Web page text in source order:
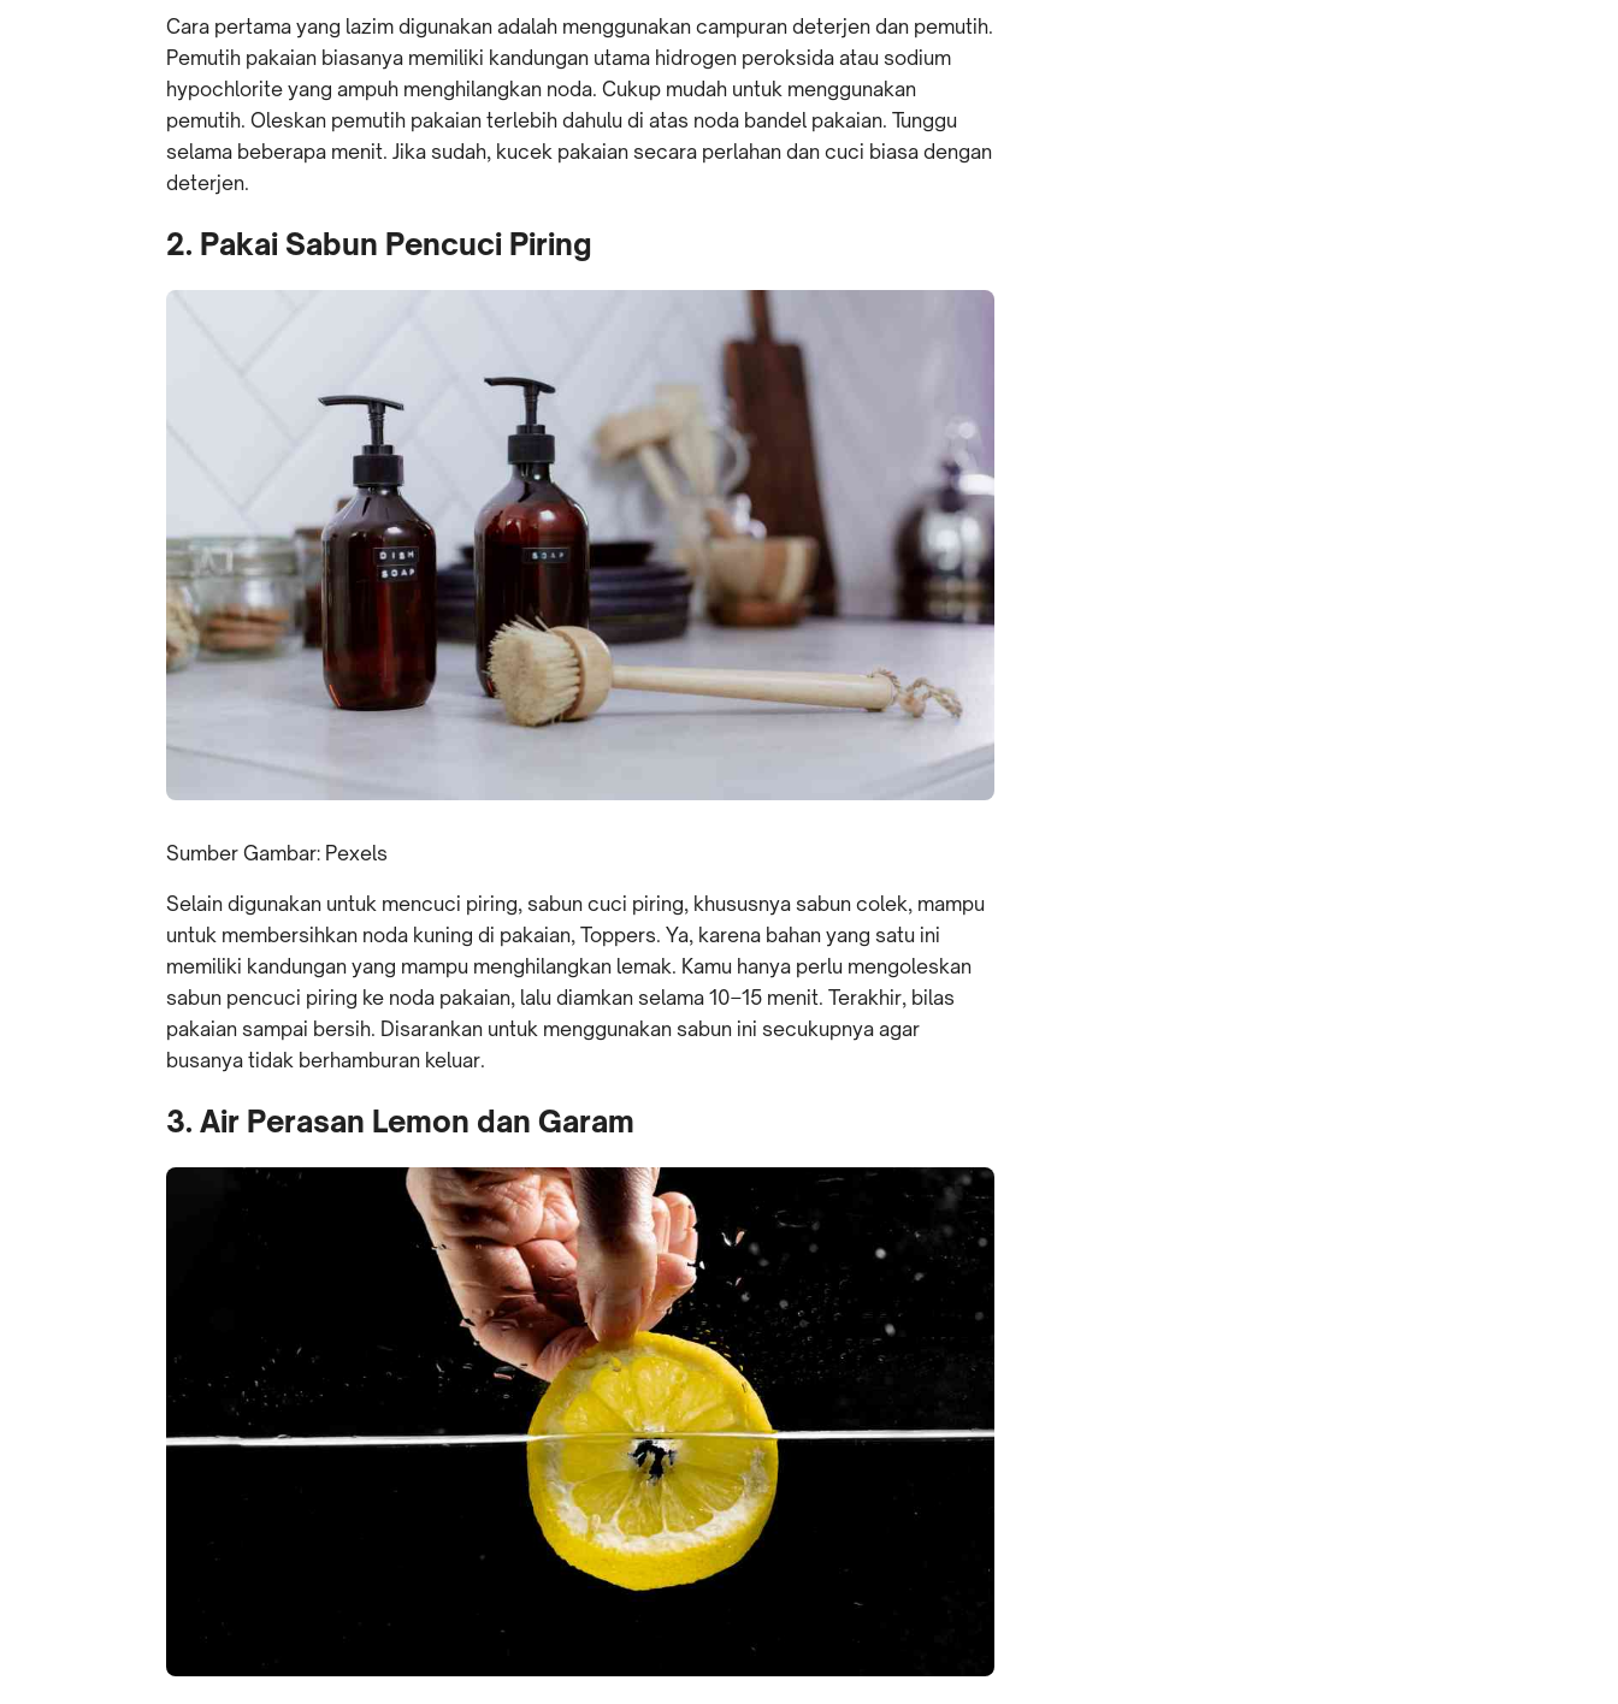
Cara pertama yang lazim digunakan adalah menggunakan campuran deterjen dan pemutih.
Pemutih pakaian biasanya memiliki kandungan utama hidrogen peroksida atau sodium
hypochlorite yang ampuh menghilangkan noda. Cukup mudah untuk menggunakan
pemutih. Oleskan pemutih pakaian terlebih dahulu di atas noda bandel pakaian. Tunggu
selama beberapa menit. Jika sudah, kucek pakaian secara perlahan dan cuci biasa dengan
deterjen.
2. Pakai Sabun Pencuci Piring
Sumber Gambar: Pexels
Selain digunakan untuk mencuci piring, sabun cuci piring, khususnya sabun colek, mampu
untuk membersihkan noda kuning di pakaian, Toppers. Ya, karena bahan yang satu ini
memiliki kandungan yang mampu menghilangkan lemak. Kamu hanya perlu mengoleskan
sabun pencuci piring ke noda pakaian, lalu diamkan selama 10–15 menit. Terakhir, bilas
pakaian sampai bersih. Disarankan untuk menggunakan sabun ini secukupnya agar
busanya tidak berhamburan keluar.
3. Air Perasan Lemon dan Garam